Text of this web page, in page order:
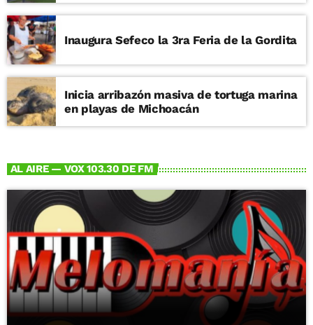
Inaugura Sefeco la 3ra Feria de la Gordita
Inicia arribazón masiva de tortuga marina
en playas de Michoacán
AL AIRE — VOX 103.30 DE FM